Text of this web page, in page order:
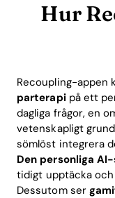
Hur
Recoupling-appen
parterapipå ett
dagliga frågor, en
vetenskapligt
sömlöst integrera
Den personliga
tidigt upptäcka
Dessutom ser